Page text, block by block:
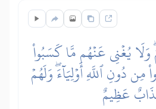
يُغۡنِي عَنۡهُم مَّا كَسَبُواْ
مِن دُونِ ٱللَّهِ أَوۡلِيَآءَۖ وَلَهُمۡ
عَظِيمٌ